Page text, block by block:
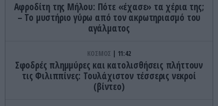
Αφροδίτη της Μήλου: Πότε «έχασε» τα χέρια της;
– Το μυστήριο γύρω από τον ακρωτηριασμό του
αγάλματος
ΚΟΣΜΟΣ 11:42
Σφοδρές πλημμύρες και κατολισθήσεις πλήττουν
τις Φιλιππίνες: Τουλάχιστον τέσσερις νεκροί
(βίντεο)